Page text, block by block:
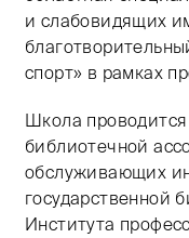
и слабовидящих
спорт» в рамках
Школа
библиотечной
обслуживающих
государственной
Института